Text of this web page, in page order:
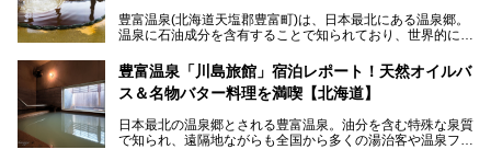
で、ぜひお試しください。※6月13日配布開始、なくなり次
第終了
───
提供元：株式会社バルクオム【PR】
この記事は株式会社バルクオム商品のPR記事です。
豊富温泉(北海道天塩郡豊富町)は、日本最北にある温泉郷。
温泉に石油成分を含有することで知られており、世界的にも
に特効があると言われ、遠隔地ながらも全国から湯治・療養
目的で多くの人々が訪れます。
地体験し、独自の視点で豊富温泉の“天然オイルバス”をレポ
ート。温泉地概要や日帰り入浴施設をはじめ、宿泊施設・ア
豊富温泉「川島旅館」宿泊レポート！天然オイルバ
ス＆名物バター料理を満喫【北海道】
日本最北の温泉郷とされる豊富温泉。油分を含む特殊な泉質
で知られ、遠隔地ながらも全国から多くの湯治客や温泉ファ